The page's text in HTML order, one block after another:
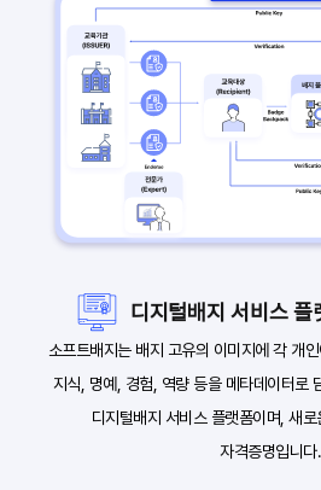
디지털배지 서비스
소프트배지는 배지 고유의 이미지에 각 개
지식, 명예, 경험, 역량 등을 메타데이터로
디지털배지 서비스 플랫폼이며, 새
자격증명입니다.